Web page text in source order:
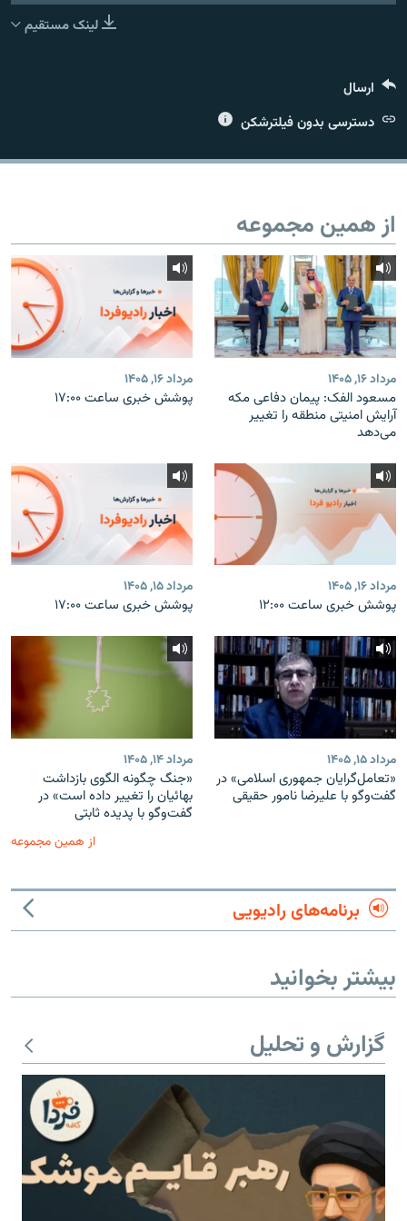
لینک مستقیم
ارسال
دسترسی بدون فیلترشکن
از همین مجموعه
مرداد ۱۶, ۱۴۰۵
مسعود الفک: پیمان دفاعی مکه
آرایش امنیتی منطقه را تغییر
می‌دهد
مرداد ۱۶, ۱۴۰۵
پوشش خبری ساعت ۱۷:۰۰
مرداد ۱۶, ۱۴۰۵
پوشش خبری ساعت ۱۲:۰۰
مرداد ۱۵, ۱۴۰۵
پوشش خبری ساعت ۱۷:۰۰
مرداد ۱۵, ۱۴۰۵
«تعامل‌گرایان جمهوری اسلامی» در
گفت‌وگو با علیرضا نامور حقیقی
مرداد ۱۴, ۱۴۰۵
«جنگ چگونه الگوی بازداشت
بهائیان را تغییر داده است» در
گفت‌وگو با پدیده ثابتی
از همین مجموعه
برنامه‌های رادیویی
بیشتر بخوانید
گزارش و تحلیل